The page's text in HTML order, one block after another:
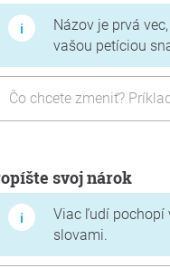
Názov je prvá
vašou petíciou
Popíšte svoj nárok
Viac ľudí pochopí
slovami.